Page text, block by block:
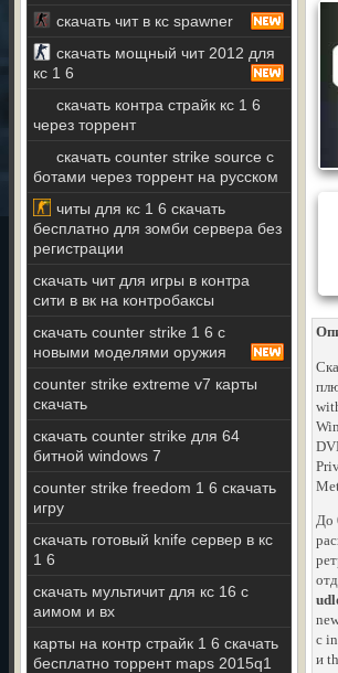
скачать чит в кс spawner
скачать мощный чит 2012 для
кс 1 6
скачать контра страйк кс 1 6
через торрент
скачать counter strike source с
ботами через торрент на русском
читы для кс 1 6 скачать
бесплатно для зомби сервера без
регистрации
скачать чит для игры в контра
сити в вк на контробаксы
скачать counter strike 1 6 с
новыми моделями оружия
counter strike extreme v7 карты
скачать
скачать counter strike для 64
битной windows 7
counter strike freedom 1 6 скачать
игру
скачать готовый knife сервер в кс
1 6
скачать мультичит для кс 16 с
аимом и вх
карты на контр страйк 1 6 скачать
бесплатно торрент maps 2015q1
До
с
и